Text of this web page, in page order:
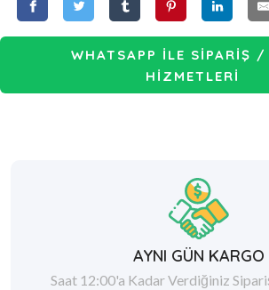
WHATSAPP İLE SİPARİŞ /
HİZMETLERİ
AYNI GÜN KARGO
Saat 12:00'a Kadar Verdiğiniz